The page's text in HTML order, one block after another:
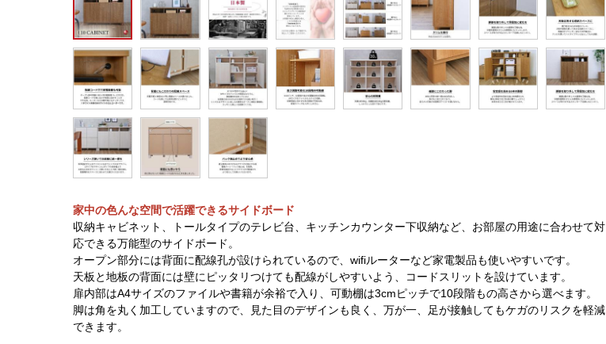
家中の色んな空間で活躍できるサイドボード
収納キャビネット、トールタイプのテレビ台、キッチンカウンター下収納など、お部屋の用途に合わせて対
応できる万能型のサイドボード。
オープン部分には背面に配線孔が設けられているので、wifiルーターなど家電製品も使いやすいです。
天板と地板の背面には壁にピッタリつけても配線がしやすいよう、コードスリットを設けています。
扉内部はA4サイズのファイルや書籍が余裕で入り、可動棚は3cmピッチで10段階もの高さから選べます。
脚は角を丸く加工していますので、見た目のデザインも良く、万が一、足が接触してもケガのリスクを軽減
できます。